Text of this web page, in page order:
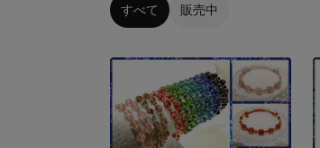
すべて 販売中